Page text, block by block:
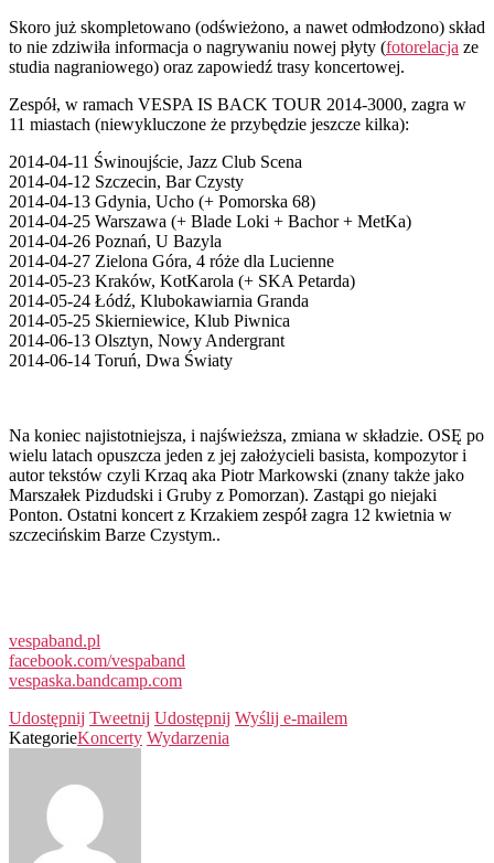
Skoro już skompletowano (odświeżono, a nawet odmłodzono) skład
to nie zdziwiła informacja o nagrywaniu nowej płyty (fotorelacja ze
studia nagraniowego) oraz zapowiedź trasy koncertowej.
Zespół, w ramach VESPA IS BACK TOUR 2014-3000, zagra w
11 miastach (niewykluczone że przybędzie jeszcze kilka):
2014-04-11 Świnoujście, Jazz Club Scena
2014-04-12 Szczecin, Bar Czysty
2014-04-13 Gdynia, Ucho (+ Pomorska 68)
2014-04-25 Warszawa (+ Blade Loki + Bachor + MetKa)
2014-04-26 Poznań, U Bazyla
2014-04-27 Zielona Góra, 4 róże dla Lucienne
2014-05-23 Kraków, KotKarola (+ SKA Petarda)
2014-05-24 Łódź, Klubokawiarnia Granda
2014-05-25 Skierniewice, Klub Piwnica
2014-06-13 Olsztyn, Nowy Andergrant
2014-06-14 Toruń, Dwa Światy
Na koniec najistotniejsza, i najświeższa, zmiana w składzie. OSĘ po
wielu latach opuszcza jeden z jej założycieli basista, kompozytor i
autor tekstów czyli Krzaq aka Piotr Markowski (znany także jako
Marszałek Pizdudski i Gruby z Pomorzan). Zastąpi go niejaki
Ponton. Ostatni koncert z Krzakiem zespół zagra 12 kwietnia w
szczecińskim Barze Czystym..
vespaband.pl
facebook.com/vespaband
vespaska.bandcamp.com
Udostępnij Tweetnij Udostępnij Wyślij e-mailem
KategorieKoncerty Wydarzenia